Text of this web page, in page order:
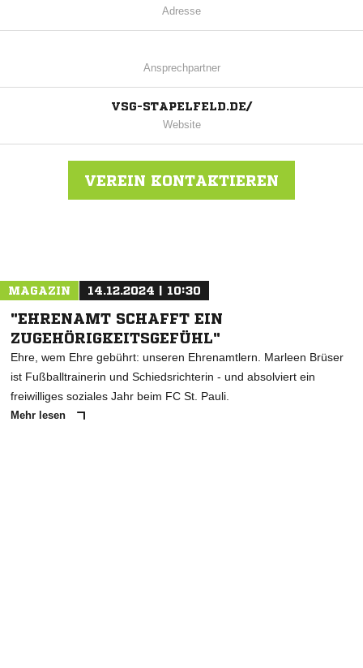
Adresse
Ansprechpartner
VSG-STAPELFELD.DE/
Website
VEREIN KONTAKTIEREN
MAGAZIN 14.12.2024 | 10:30
"EHRENAMT SCHAFFT EIN
ZUGEHÖRIGKEITSGEFÜHL"
Ehre, wem Ehre gebührt: unseren Ehrenamtlern. Marleen Brüser
ist Fußballtrainerin und Schiedsrichterin - und absolviert ein
freiwilliges soziales Jahr beim FC St. Pauli.
Mehr lesen